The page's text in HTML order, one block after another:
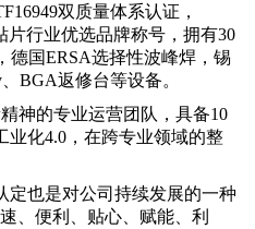
双质量体系认证，
片行业优选品牌称号，拥有30
德国ERSA选择性波峰焊，锡
BGA返修台等设备。
神的专业运营团队，具备10
业化4.0，在跨专业领域的整
定也是对公司持续发展的一种
、便利、贴心、赋能、利